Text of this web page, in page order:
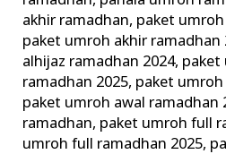
akhir ramadhan, paket
paket umroh akhir ramadhan
alhijaz ramadhan 2024, paket
ramadhan 2025, paket
paket umroh awal ramadhan
ramadhan, paket umroh full
umroh full ramadhan 2025,